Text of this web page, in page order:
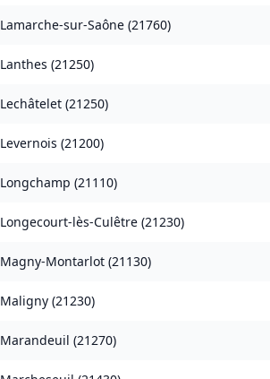
Lamarche-sur-Saône (21760)
Lanthes (21250)
Lechâtelet (21250)
Levernois (21200)
Longchamp (21110)
Longecourt-lès-Culêtre (21230)
Magny-Montarlot (21130)
Maligny (21230)
Marandeuil (21270)